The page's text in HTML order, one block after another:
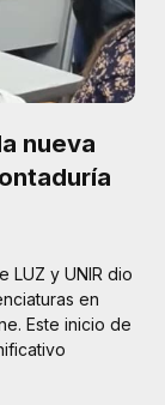
nueva
LUZ y UNIR dio
en
Este inicio de